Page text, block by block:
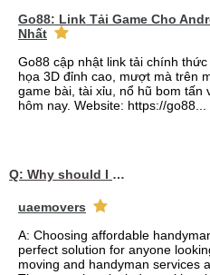
Go88: Link Tải Game Cho
Nhất
Go88 cập nhật link tải chính
họa 3D đỉnh cao, mượt mà trên
game bài, tài xỉu, nổ hũ bom tấn
hôm nay. Website: https://go88...
Q: Why should I choose affordable handyman movers in Dubai for my relocation and maintenance needs?
uaemovers
A: Choosing affordable
perfect solution for anyone
moving and handyman services